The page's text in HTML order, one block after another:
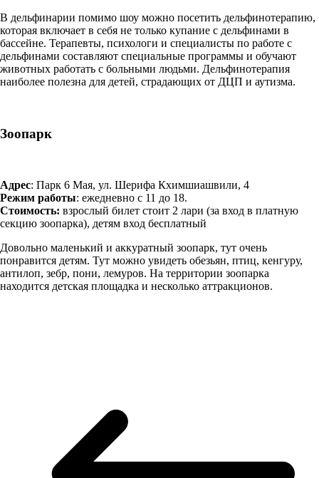
В дельфинарии помимо шоу можно посетить дельфинотерапию,
которая включает в себя не только купание с дельфинами в
бассейне. Терапевты, психологи и специалисты по работе с
дельфинами составляют специальные программы и обучают
животных работать с больными людьми. Дельфинотерапия
наиболее полезна для детей, страдающих от ДЦП и аутизма.
Зоопарк
Адрес: Парк 6 Мая, ул. Шерифа Кхимшиашвили, 4
Режим работы: ежедневно с 11 до 18.
Стоимость: взрослый билет стоит 2 лари (за вход в платную
секцию зоопарка), детям вход бесплатный
Довольно маленький и аккуратный зоопарк, тут очень
понравится детям. Тут можно увидеть обезьян, птиц, кенгуру,
антилоп, зебр, пони, лемуров. На территории зоопарка
находится детская площадка и несколько аттракционов.